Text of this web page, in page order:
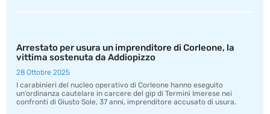
Arrestato per usura un imprenditore di Corleone, la
vittima sostenuta da Addiopizzo
28 Ottobre 2025
I carabinieri del nucleo operativo di Corleone hanno eseguito
un’ordinanza cautelare in carcere del gip di Termini Imerese nei
confronti di Giusto Sole, 37 anni, imprenditore accusato di usura.